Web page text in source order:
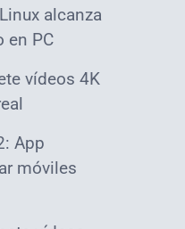
alcanza
en PC
vídeos 4K
App
móviles